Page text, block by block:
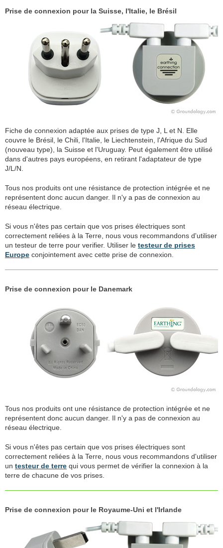
Prise de connexion pour la Suisse, l'Italie, le Brésil
Fiche de connexion adaptée aux prises de type J, L et N. Elle
couvre le Brésil, le Chili, l'Italie, le Liechtenstein, l'Afrique du Sud
(nouveau type), la Suisse et l'Uruguay. Peut également être utilisé
dans d'autres pays européens, en retirant l'adaptateur de type
J/L/N.
Tous nos produits ont une résistance de protection intégrée et ne
représentent donc aucun danger. Il n'y a pas de connexion au
réseau électrique.
Si vous n'êtes pas certain que vos prises électriques sont
correctement reliées à la Terre, nous vous recommandons d'utiliser
un testeur de terre pour verifier. Utiliser le testeur de prises
Europe conjointement avec cette prise de connexion.
Prise de connexion pour le Danemark
Tous nos produits ont une résistance de protection intégrée et ne
représentent donc aucun danger. Il n'y a pas de connexion au
réseau électrique.
Si vous n'êtes pas certain que vos prises électriques sont
correctement reliées à la Terre, nous vous recommandons d'utiliser
un testeur de terre qui vous permet de vérifier la connexion à la
terre de chacune de vos prises.
Prise de connexion pour le Royaume-Uni et l'Irlande